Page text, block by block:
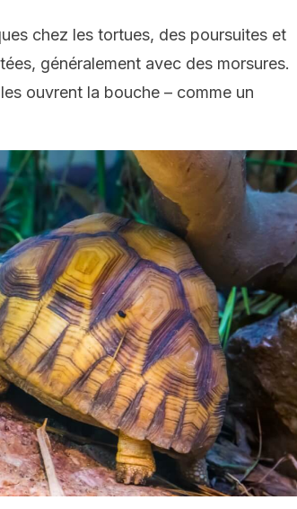
chez les tortues, des poursuites et
généralement avec des morsures.
ouvrent la bouche – comme un